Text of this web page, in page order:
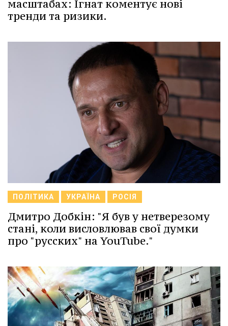
масштабах: Ігнат коментує нові
тренди та ризики.
ПОЛІТИКА УКРАЇНА РОСІЯ
Дмитро Добкін: "Я був у нетверезому
стані, коли висловлював свої думки
про "русских" на YouTube."